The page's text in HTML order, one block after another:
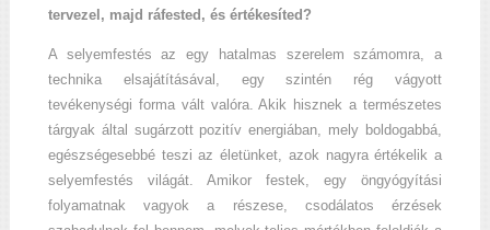
tervezel, majd ráfested, és értékesíted?
A selyemfestés az egy hatalmas szerelem számomra, a
technika elsajátításával, egy szintén rég vágyott
tevékenységi forma vált valóra. Akik hisznek a természetes
tárgyak által sugárzott pozitív energiában, mely boldogabbá,
egészségesebbé teszi az életünket, azok nagyra értékelik a
selyemfestés világát. Amikor festek, egy öngyógyítási
folyamatnak vagyok a részese, csodálatos érzések